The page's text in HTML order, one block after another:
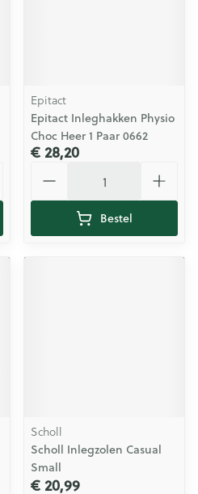
Epitact
Epitact Inleghakken Physio
Choc Heer 1 Paar 0662
€ 28,20
Bestel
Scholl
Scholl Inlegzolen Casual
Small
€ 20,99